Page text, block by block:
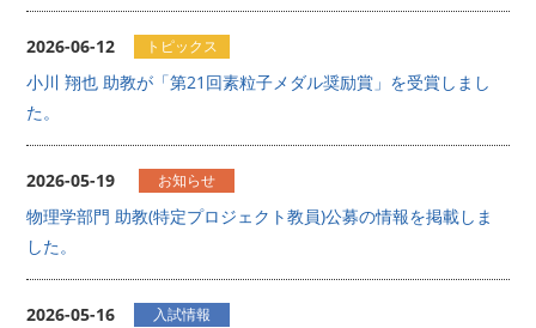
2026-06-12 トピックス
小川 翔也 助教が「第21回素粒子メダル奨励賞」を受賞しまし
た。
2026-05-19 お知らせ
物理学部門 助教(特定プロジェクト教員)公募の情報を掲載しま
した。
2026-05-16 入試情報